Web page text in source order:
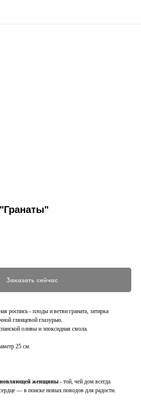
Заказать сейчас
роспись - плоды и ветви граната, затирка
глянцевой глазурью.
оливы и эпоксидная смола.
25 см.
женщины - той, чей дом всегда
— в поиске новых поводов для радости.